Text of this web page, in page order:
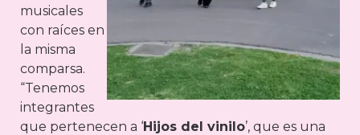
musicales
con raíces en
la misma
comparsa.
“Tenemos
integrantes
que pertenecen a ‘Hijos del vinilo’, que es una